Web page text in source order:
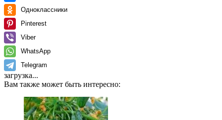
Одноклассники
Pinterest
Viber
WhatsApp
Telegram
загрузка...
Вам также может быть интересно: